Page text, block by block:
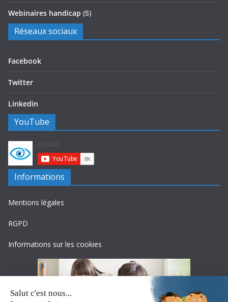
Webinaires handicap (5)
Réseaux sociaux
Facebook
Twitter
Linkedin
YouTube
Informations
Mentions légales
RGPD
Informations sur les cookies